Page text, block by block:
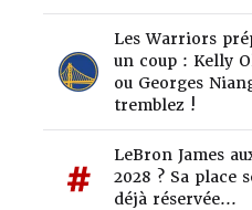
Les Warriors
un coup : Kelly
ou Georges
tremblez !
LeBron James
2028 ? Sa place
déjà réservée...